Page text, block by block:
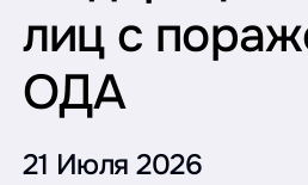
лиц с
ОДА
21 Июля 2026